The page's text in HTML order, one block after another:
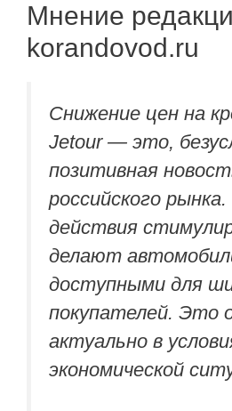
Мнение
korandovod.ru
Снижение цен на
Jetour — это,
позитивная
российского
действия
делают
доступными для
покупателей. Это
актуально в
экономической